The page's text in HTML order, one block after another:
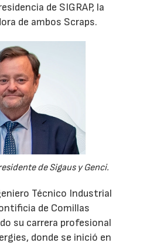
de SIGRAP, la
de ambos Scraps.
de Sigaus y Genci.
Técnico Industrial
de Comillas
su carrera profesional
donde se inició en